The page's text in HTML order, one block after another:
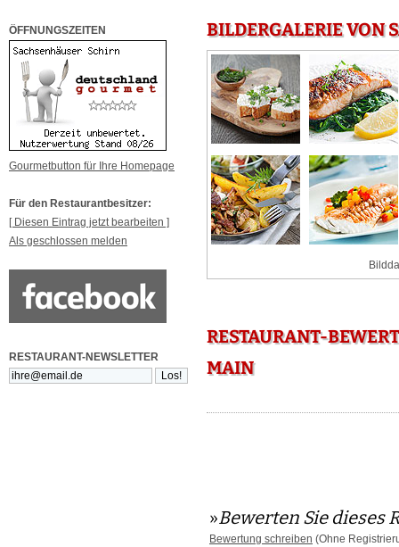
ÖFFNUNGSZEITEN
Gourmetbutton für Ihre Homepage
Für den Restaurantbesitzer:
[ Diesen Eintrag jetzt bearbeiten ]
Als geschlossen melden
RESTAURANT-NEWSLETTER
BILDERGALERIE VON
RESTAURANT-
MAIN
»Bewerten Sie dieses
Bewertung schreiben (Ohne